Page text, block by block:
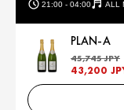
21:00 - 04:00 ALL
PLAN-A
45,745 JPY
43,200